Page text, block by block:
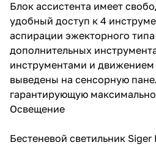
Блок ассистента имеет
удобный доступ к 4
аспирации эжекторного
дополнительных
инструментами и движением
выведены на сенсорную
гарантирующую
Освещение
Бестеневой светильник Siger